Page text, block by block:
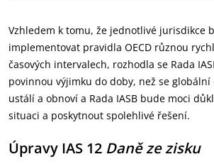
Vzhledem k tomu, že jednotlivé jurisdikce
implementovat pravidla OECD různou
časových intervalech, rozhodla se Rada
povinnou výjimku do doby, než se globální
ustálí a obnoví a Rada IASB bude moci
situaci a poskytnout spolehlivé řešení.
Úpravy IAS 12 Daně ze zisku